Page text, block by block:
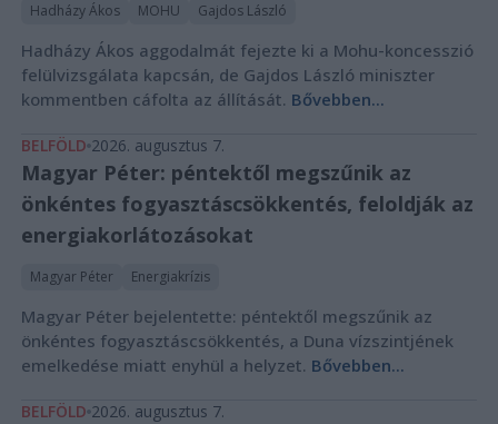
Hadházy Ákos MOHU Gajdos László
Hadházy Ákos aggodalmát fejezte ki a Mohu-koncesszió
felülvizsgálata kapcsán, de Gajdos László miniszter
kommentben cáfolta az állítását. Bővebben...
BELFÖLD 2026. augusztus 7.
Magyar Péter: péntektől megszűnik az
önkéntes fogyasztáscsökkentés, feloldják az
energiakorlátozásokat
Magyar Péter Energiakrízis
Magyar Péter bejelentette: péntektől megszűnik az
önkéntes fogyasztáscsökkentés, a Duna vízszintjének
emelkedése miatt enyhül a helyzet. Bővebben...
BELFÖLD 2026. augusztus 7.